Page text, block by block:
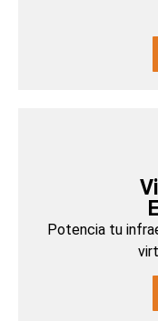
Potencia tu